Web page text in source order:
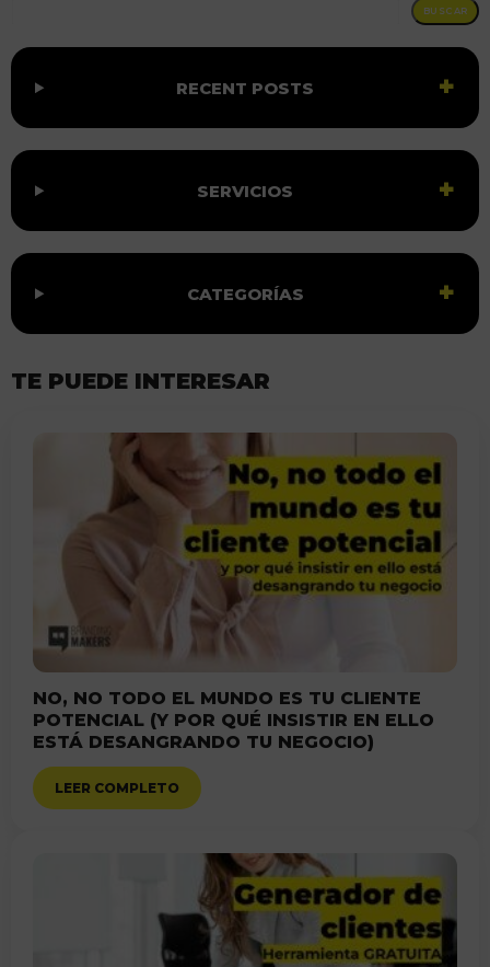
BUSCAR
RECENT POSTS
SERVICIOS
CATEGORÍAS
TE PUEDE INTERESAR
NO, NO TODO EL MUNDO ES TU CLIENTE
POTENCIAL (Y POR QUÉ INSISTIR EN ELLO
ESTÁ DESANGRANDO TU NEGOCIO)
LEER COMPLETO